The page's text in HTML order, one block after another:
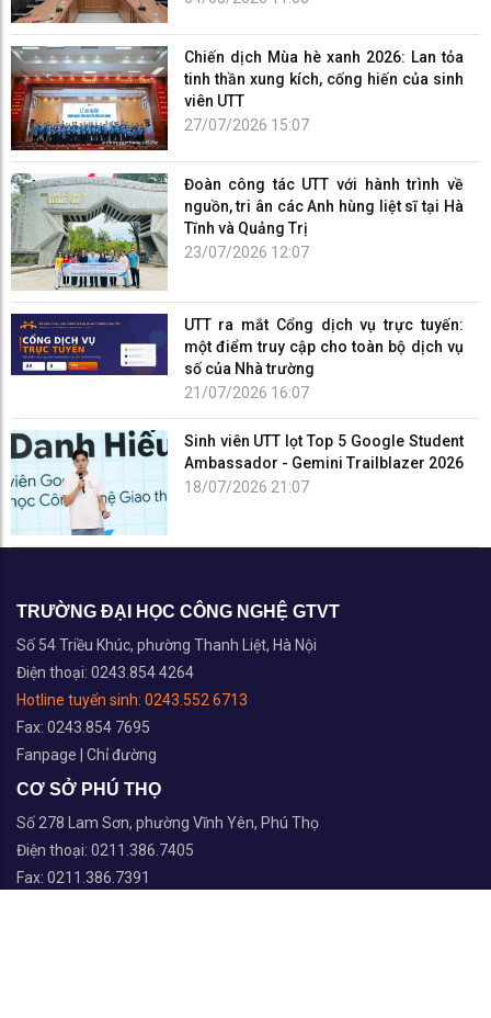
Chiến dịch Mùa hè xanh 2026: Lan tỏa
tinh thần xung kích, cống hiến của sinh
viên UTT
27/07/2026 15:07
Đoàn công tác UTT với hành trình về
nguồn, tri ân các Anh hùng liệt sĩ tại Hà
Tĩnh và Quảng Trị
23/07/2026 12:07
UTT ra mắt Cổng dịch vụ trực tuyến:
một điểm truy cập cho toàn bộ dịch vụ
số của Nhà trường
21/07/2026 16:07
Sinh viên UTT lọt Top 5 Google Student
Ambassador - Gemini Trailblazer 2026
18/07/2026 21:07
TRƯỜNG ĐẠI HỌC CÔNG NGHỆ GTVT
Số 54 Triều Khúc, phường Thanh Liệt, Hà Nội
Điện thoại: 0243.854 4264
Hotline tuyển sinh: 0243.552 6713
Fax: 0243.854 7695
Fanpage
Chỉ đường
CƠ SỞ PHÚ THỌ
Số 278 Lam Sơn, phường Vĩnh Yên, Phú Thọ
Điện thoại: 0211.386.7405
Fax: 0211.386.7391